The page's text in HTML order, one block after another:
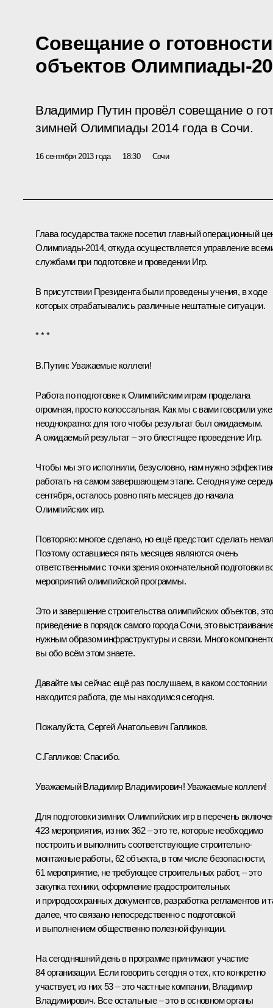
Совещание о
объектов Олимпиады-
Владимир Путин провёл совещание о
зимней Олимпиады 2014 года в Сочи.
16 сентября 2013 года 18:30 Сочи
Глава государства также посетил главный операционный
Олимпиады-2014, откуда осуществляется управление
службами при подготовке и проведении Игр.
В присутствии Президента были проведены учения, в ходе
которых отрабатывались различные нештатные ситуации.
* * *
В.Путин: Уважаемые коллеги!
Работа по подготовке к Олимпийским играм проделана
огромная, просто колоссальная. Как мы с вами говорили уже
неоднократно: для того чтобы результат был ожидаемым.
А ожидаемый результат – это блестящее проведение Игр.
Чтобы мы это исполнили, безусловно, нам нужно
работать на самом завершающем этапе. Сегодня уже
сентября, осталось ровно пять месяцев до начала
Олимпийских игр.
Повторяю: многое сделано, но ещё предстоит сделать
Поэтому оставшиеся пять месяцев являются очень
ответственными с точки зрения окончательной подготовки
мероприятий олимпийской программы.
Это и завершение строительства олимпийских объектов, это
приведение в порядок самого города Сочи, это
нужным образом инфраструктуры и связи. Много
вы обо всём этом знаете.
Давайте мы сейчас ещё раз послушаем, в каком состоянии
находится работа, где мы находимся сегодня.
Пожалуйста, Сергей Анатольевич Гапликов.
С.Гапликов: Спасибо.
Уважаемый Владимир Владимирович! Уважаемые коллеги!
Для подготовки зимних Олимпийских игр в перечень
423 мероприятия, из них 362 – это те, которые необходимо
построить и выполнить соответствующие строительно-
монтажные работы, 62 объекта, в том числе безопасности,
61 мероприятие, не требующее строительных работ, – это
закупка техники, оформление градостроительных
и природоохранных документов, разработка регламентов и
далее, что связано непосредственно с подготовкой
и выполнением общественно полезной функции.
На сегодняшний день в программе принимают участие
84 организации. Если говорить сегодня о тех, кто конкретно
участвует, из них 53 – это частные компании, Владимир
Владимирович. Все остальные – это в основном органы